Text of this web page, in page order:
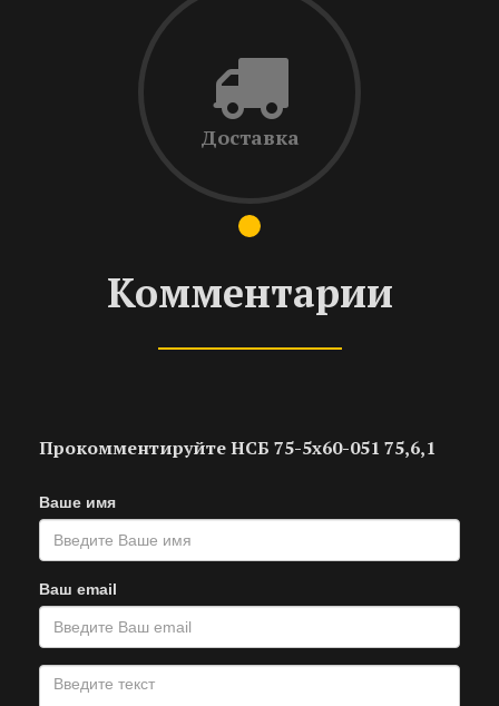
Доставка
Комментарии
Прокомментируйте НСБ 75-5х60-051 75,6,1
Ваше имя
Ваш email